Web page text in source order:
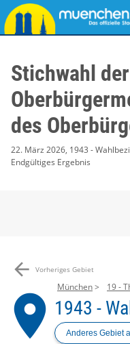
Stichwahl der
des
22. März 2026, 1943 -
Endgültiges Ergebnis
arrow_back Vorheriges Gebiet
place
München 19 -
1943 -
Anderes Gebiet